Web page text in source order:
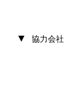
▼ 協力会社